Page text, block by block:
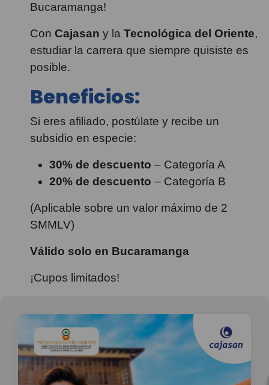
Bucaramanga!
Con Cajasan y la Tecnológica del Oriente,
estudiar la carrera que siempre quisiste es
posible.
Beneficios:
Si eres afiliado, postúlate y recibe un
subsidio en especie:
30% de descuento – Categoría A
20% de descuento – Categoría B
(Aplicable sobre un valor máximo de 2
SMMLV)
Válido solo en Bucaramanga
¡Cupos limitados!